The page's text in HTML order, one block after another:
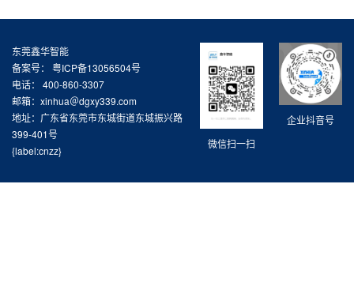
企业抖音号
微信扫一扫
东莞鑫华智能
备案号： 粤ICP备13056504号
电话： 400-860-3307
邮箱：xinhua＠dgxy339.com
地址：广东省东莞市东城街道东城振兴路
399-401号
{label:cnzz}